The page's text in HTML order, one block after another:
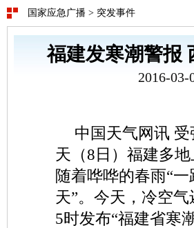
国家应急广播 > 突发事件
福建发寒潮警报
2016-
中国天气网讯
天（8日）福建多
随着哗哗的春雨“
天”。今天，冷空
5时发布“福建省寒